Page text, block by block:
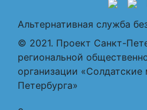
Альтернативная служба
© 2021. Проект Санкт-
региональной
организации
Петербурга»